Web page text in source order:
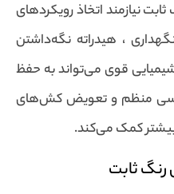
نیازمند اتخاذ رویکردهای
، هیدراته نگه‌داشتن
قوی می‌تواند به حفظ
منظم و تعویض کش‌های
کمک می‌کند.
ثابت